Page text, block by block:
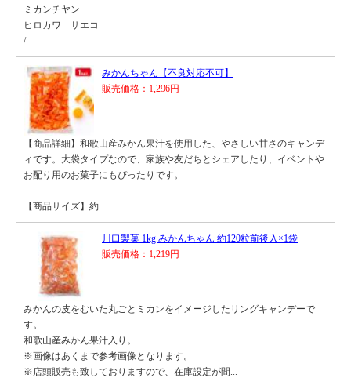
ミカンチヤン
ヒロカワ サエコ
/
みかんちゃん【不良対応不可】
販売価格：1,296円
【商品詳細】和歌山産みかん果汁を使用した、やさしい甘さのキャンデ
ィです。大袋タイプなので、家族や友だちとシェアしたり、イベントや
お配り用のお菓子にもぴったりです。
【商品サイズ】約...
川口製菓 1kg みかんちゃん 約120粒前後入×1袋
販売価格：1,219円
みかんの皮をむいた丸ごとミカンをイメージしたリングキャンデーで
す。
和歌山産みかん果汁入り。
※画像はあくまで参考画像となります。
※店頭販売も致しておりますので、在庫設定が間...